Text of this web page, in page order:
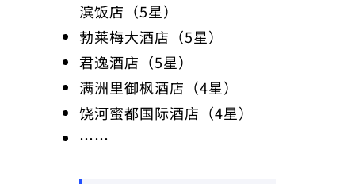
滨饭店（5星）
勃莱梅大酒店（5星）
君逸酒店（5星）
满洲里御枫酒店（4星）
饶河蜜都国际酒店（4星）
……